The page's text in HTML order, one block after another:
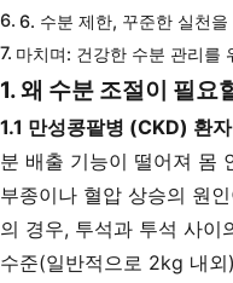
6. 수분 제한, 꾸준한 실천을
마치며: 건강한 수분 관리를
1. 왜 수분 조절이 필요
1.1 만성콩팥병 (CKD) 환자
분 배출 기능이 떨어져 몸
부종이나 혈압 상승의 원
의 경우, 투석과 투석 사이
수준(일반적으로 2kg 내